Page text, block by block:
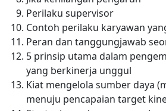
Perilaku supervisor
Contoh perilaku karyawan
Peran dan tanggungjawab
5 prinsip utama dalam
yang berkinerja unggul
Kiat mengelola sumber daya
menuju pencapaian target